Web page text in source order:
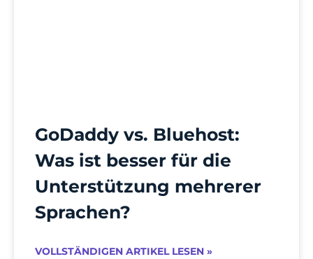
GoDaddy vs. Bluehost:
Was ist besser für die
Unterstützung mehrerer
Sprachen?
VOLLSTÄNDIGEN ARTIKEL LESEN »